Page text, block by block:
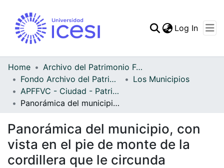
Statistics
Log In
Home
Archivo del Patrimonio Fotográfico y Fílmico del Valle del Cauca
Fondo Archivo del Patrimonio Fotográfico y Fílmico del Valle del Cauca
Los Municipios
APFFVC - Ciudad - Patrimonial
Panorámica del municipio, con vista en el pie de monte de la cordillera que le circunda
Panorámica del municipio, con
vista en el pie de monte de la
cordillera que le circunda